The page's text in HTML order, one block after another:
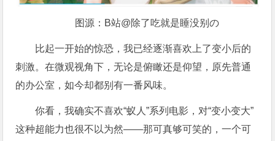
图源：B站@除了吃就是睡没别の
比起一开始的惊恐，我已经逐渐喜欢上了变小后的
刺激。在微观视角下，无论是俯瞰还是仰望，原先普通
的办公室，如今却都别有一番风味。
你看，我确实不喜欢“蚁人”系列电影，对“变小变大”
这种超能力也很不以为然——那可真够可笑的，一个可